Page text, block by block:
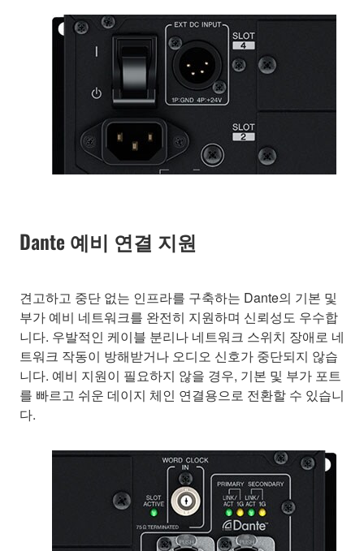
Dante 예비 연결 지원
견고하고 중단 없는 인프라를 구축하는 Dante의 기본 및
부가 예비 네트워크를 완전히 지원하며 신뢰성도 우수합
니다. 우발적인 케이블 분리나 네트워크 스위치 장애로 네
트워크 작동이 방해받거나 오디오 신호가 중단되지 않습
니다. 예비 지원이 필요하지 않을 경우, 기본 및 부가 포트
를 빠르고 쉬운 데이지 체인 연결용으로 전환할 수 있습니
다.